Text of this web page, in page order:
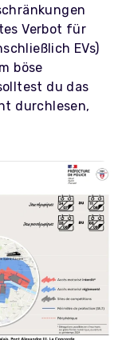
Verbot für
EVs)
böse
du das
durchlesen,